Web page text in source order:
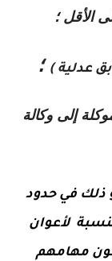
عدلية ) ؛
إلى وكالة
ذلك في حدود
لأعوان
مهامهم